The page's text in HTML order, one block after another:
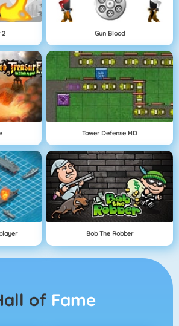
2 Gun Blood
Tower Defense HD
Bob The Robber
Hall of Fame